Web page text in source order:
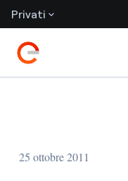
Privati
25 ottobre 2011